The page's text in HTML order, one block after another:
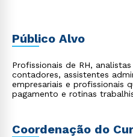
Público Alvo
Profissionais de RH,
contadores, assistentes
empresariais e profissionais
pagamento e rotinas
Coordenação do